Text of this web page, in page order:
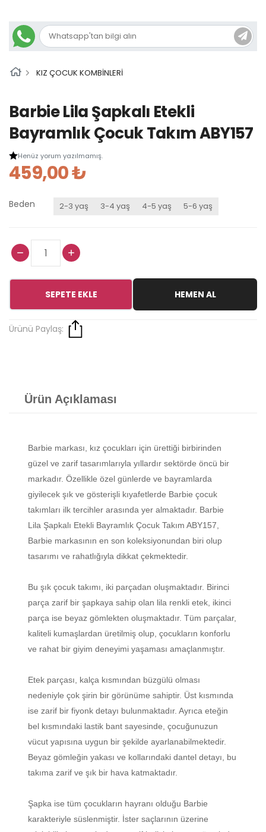
KIZ ÇOCUK KOMBİNLERİ
Barbie Lila Şapkalı Etekli
Bayramlık Çocuk Takım ABY157
Henüz yorum yazılmamış.
459,00 ₺
Beden 2-3 yaş 3-4 yaş 4-5 yaş 5-6 yaş
SEPETE EKLE HEMEN AL
Ürünü Paylaş:
Ürün Açıklaması
Barbie markası, kız çocukları için ürettiği birbirinden
güzel ve zarif tasarımlarıyla yıllardır sektörde öncü bir
markadır. Özellikle özel günlerde ve bayramlarda
giyilecek şık ve gösterişli kıyafetlerde Barbie çocuk
takımları ilk tercihler arasında yer almaktadır. Barbie
Lila Şapkalı Etekli Bayramlık Çocuk Takım ABY157,
Barbie markasının en son koleksiyonundan biri olup
tasarımı ve rahatlığıyla dikkat çekmektedir.
Bu şık çocuk takımı, iki parçadan oluşmaktadır. Birinci
parça zarif bir şapkaya sahip olan lila renkli etek, ikinci
parça ise beyaz gömlekten oluşmaktadır. Tüm parçalar,
kaliteli kumaşlardan üretilmiş olup, çocukların konforlu
ve rahat bir giyim deneyimi yaşaması amaçlanmıştır.
Etek parçası, kalça kısmından büzgülü olması
nedeniyle çok şirin bir görünüme sahiptir. Üst kısmında
ise zarif bir fiyonk detayı bulunmaktadır. Ayrıca eteğin
bel kısmındaki lastik bant sayesinde, çocuğunuzun
vücut yapısına uygun bir şekilde ayarlanabilmektedir.
Beyaz gömleğin yakası ve kollarındaki dantel detayı, bu
takıma zarif ve şık bir hava katmaktadır.
Şapka ise tüm çocukların hayranı olduğu Barbie
karakteriyle süslenmiştir. İster saçlarının üzerine